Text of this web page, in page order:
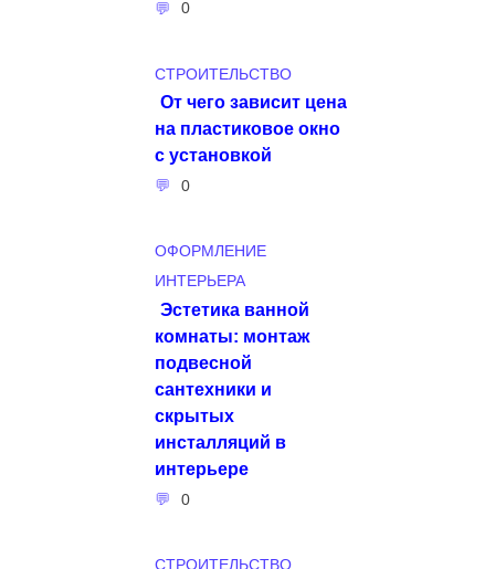
0
СТРОИТЕЛЬСТВО
От чего зависит цена
на пластиковое окно
с установкой
0
ОФОРМЛЕНИЕ
ИНТЕРЬЕРА
Эстетика ванной
комнаты: монтаж
подвесной
сантехники и
скрытых
инсталляций в
интерьере
0
СТРОИТЕЛЬСТВО